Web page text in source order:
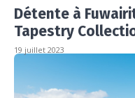
Détente à
Tapestry
19 juillet 2023